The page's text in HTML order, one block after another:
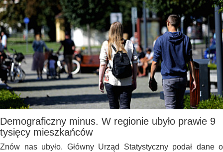
Demograficzny minus. W regionie ubyło prawie 9
tysięcy mieszkańców
Znów nas ubyło. Główny Urząd Statystyczny podał dane o